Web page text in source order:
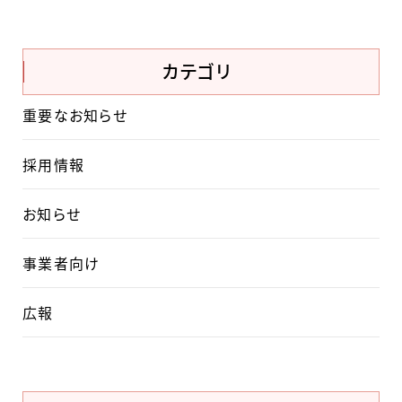
カテゴリ
重要なお知らせ
採用情報
お知らせ
事業者向け
広報